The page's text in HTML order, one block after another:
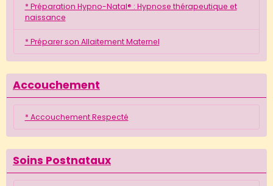
* Préparation Hypno-Natal® : Hypnose thérapeutique et
naissance
* Préparer son Allaitement Maternel
Accouchement
* Accouchement Respecté
Soins Postnataux